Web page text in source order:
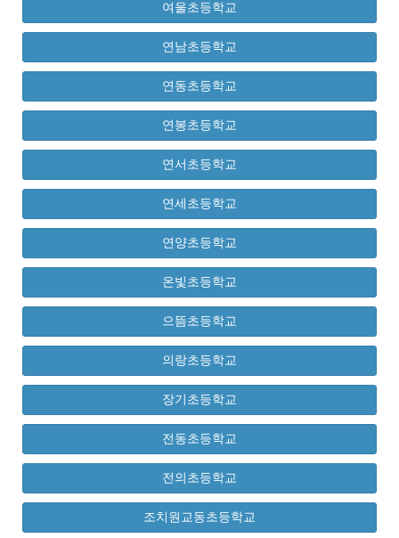
여울초등학교
연남초등학교
연동초등학교
연봉초등학교
연서초등학교
연세초등학교
연양초등학교
온빛초등학교
으뜸초등학교
의랑초등학교
장기초등학교
전동초등학교
전의초등학교
조치원교동초등학교